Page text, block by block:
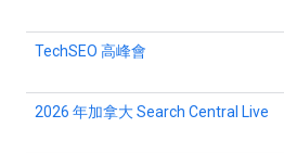
TechSEO 高峰會
2026 年加拿大 Search Central Live